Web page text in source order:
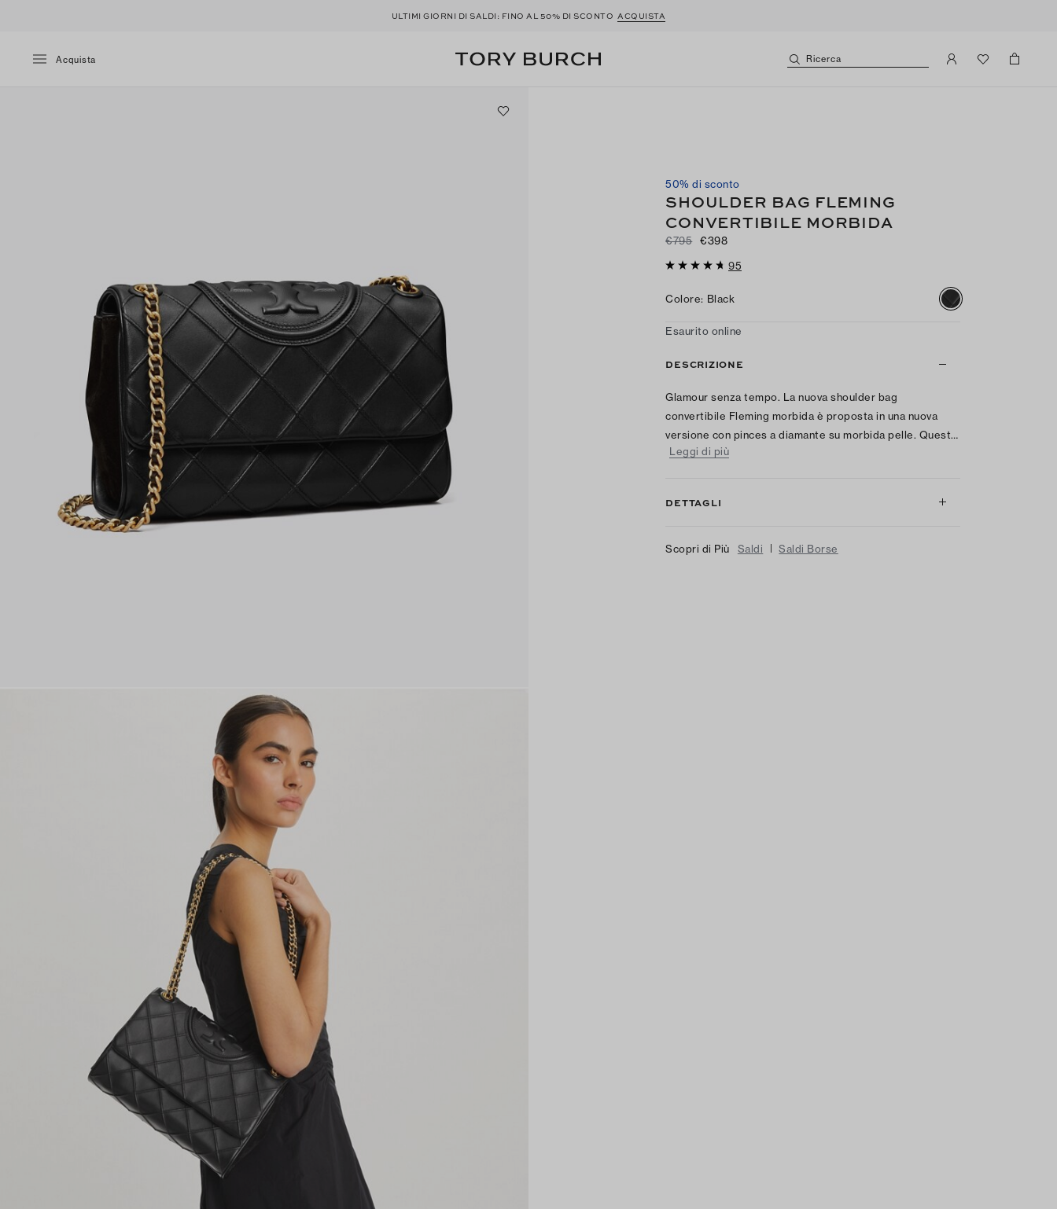
ULTIMI GIORNI DI SALDI: FINO AL 50% DI SCONTO ACQUISTA
Acquista Ricerca
50% di sconto
SHOULDER BAG FLEMING
CONVERTIBILE MORBIDA
€795
€398
95
Colore: Black
Esaurito online
DESCRIZIONE
Glamour senza tempo. La nuova shoulder bag
convertibile Fleming morbida è proposta in una nuova
versione con pinces a diamante su morbida pelle. Quest…
Leggi di più
DETTAGLI
Scopri di Più Saldi | Saldi Borse